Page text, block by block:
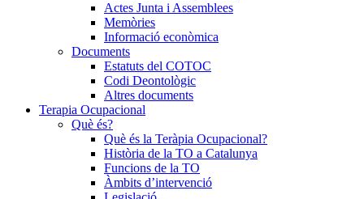
Actes Junta i Assemblees
Memòries
Informació econòmica
Documents
Estatuts del COTOC
Codi Deontològic
Altres documents
Terapia Ocupacional
Què és?
Què és la Teràpia Ocupacional?
Història de la TO a Catalunya
Funcions de la TO
Àmbits d’intervenció